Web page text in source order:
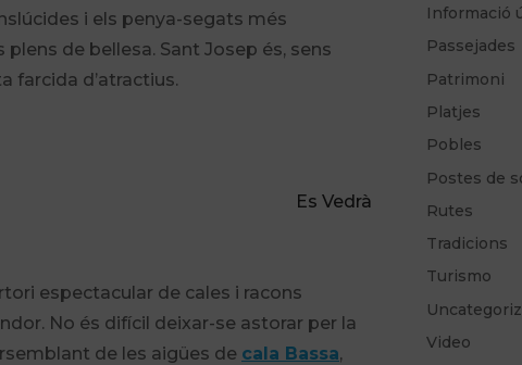
i els penya-segats més
de bellesa. Sant Josep és, sens
farcida d’atractius.
Es Vedrà
espectacular de cales i racons
No és difícil deixar-se astorar per la
de les aigües de cala Bassa,
Informació
Passejades
Patrimoni
Platjes
Pobles
Postes de
Rutes
Tradicions
Turismo
Video